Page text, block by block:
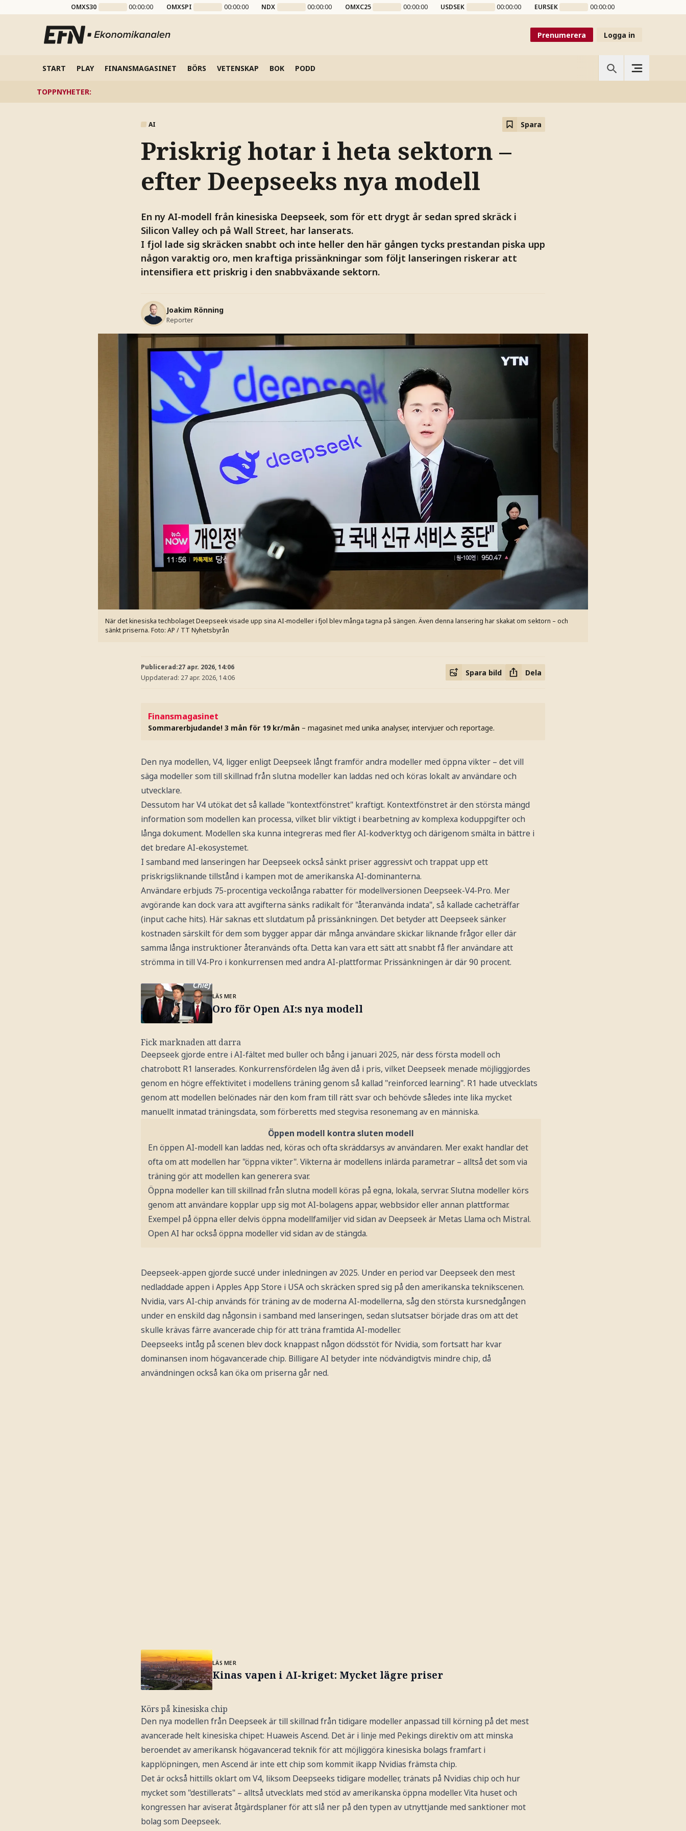
OMXS30 00:00:00 OMXSPI 00:00:00 NDX 00:00:00 OMXC25 00:00:00 USDSEK 00:00:00 EURSEK 00:00:00
Prenumerera Logga in
START PLAY FINANSMAGASINET BÖRS VETENSKAP BOK PODD
TOPPNYHETER:
AI Spara
Priskrig hotar i heta sektorn –
efter Deepseeks nya modell
En ny AI-modell från kinesiska Deepseek, som för ett drygt år sedan spred skräck i
Silicon Valley och på Wall Street, har lanserats.
I fjol lade sig skräcken snabbt och inte heller den här gången tycks prestandan piska upp
någon varaktig oro, men kraftiga prissänkningar som följt lanseringen riskerar att
intensifiera ett priskrig i den snabbväxande sektorn.
Joakim Rönning
Reporter
När det kinesiska techbolaget Deepseek visade upp sina AI-modeller i fjol blev många tagna på sängen. Även denna lansering har skakat om sektorn – och
sänkt priserna. Foto: AP / TT Nyhetsbyrån
Publicerad:27 apr. 2026, 14:06
Uppdaterad: 27 apr. 2026, 14:06
Spara bild Dela
Finansmagasinet
Sommarerbjudande! 3 mån för 19 kr/mån – magasinet med unika analyser, intervjuer och reportage.
Den nya modellen, V4, ligger enligt Deepseek långt framför andra modeller med öppna vikter – det vill
säga modeller som till skillnad från slutna modeller kan laddas ned och köras lokalt av användare och
utvecklare.
Dessutom har V4 utökat det så kallade "kontextfönstret" kraftigt. Kontextfönstret är den största mängd
information som modellen kan processa, vilket blir viktigt i bearbetning av komplexa koduppgifter och
långa dokument. Modellen ska kunna integreras med fler AI-kodverktyg och därigenom smälta in bättre i
det bredare AI-ekosystemet.
I samband med lanseringen har Deepseek också sänkt priser aggressivt och trappat upp ett
priskrigsliknande tillstånd i kampen mot de amerikanska AI-dominanterna.
Användare erbjuds 75-procentiga veckolånga rabatter för modellversionen Deepseek-V4-Pro. Mer
avgörande kan dock vara att avgifterna sänks radikalt för "återanvända indata", så kallade cacheträffar
(input cache hits). Här saknas ett slutdatum på prissänkningen. Det betyder att Deepseek sänker
kostnaden särskilt för dem som bygger appar där många användare skickar liknande frågor eller där
samma långa instruktioner återanvänds ofta. Detta kan vara ett sätt att snabbt få fler användare att
strömma in till V4-Pro i konkurrensen med andra AI-plattformar. Prissänkningen är där 90 procent.
LÄS MER
Oro för Open AI:s nya modell
Fick marknaden att darra
Deepseek gjorde entre i AI-fältet med buller och bång i januari 2025, när dess första modell och
chatrobott R1 lanserades. Konkurrensfördelen låg även då i pris, vilket Deepseek menade möjliggjordes
genom en högre effektivitet i modellens träning genom så kallad "reinforced learning". R1 hade utvecklats
genom att modellen belönades när den kom fram till rätt svar och behövde således inte lika mycket
manuellt inmatad träningsdata, som förberetts med stegvisa resonemang av en människa.
Öppen modell kontra sluten modell
En öppen AI-modell kan laddas ned, köras och ofta skräddarsys av användaren. Mer exakt handlar det
ofta om att modellen har "öppna vikter". Vikterna är modellens inlärda parametrar – alltså det som via
träning gör att modellen kan generera svar.
Öppna modeller kan till skillnad från slutna modell köras på egna, lokala, servrar. Slutna modeller körs
genom att användare kopplar upp sig mot AI-bolagens appar, webbsidor eller annan plattformar.
Exempel på öppna eller delvis öppna modellfamiljer vid sidan av Deepseek är Metas Llama och Mistral.
Open AI har också öppna modeller vid sidan av de stängda.
Deepseek-appen gjorde succé under inledningen av 2025. Under en period var Deepseek den mest
nedladdade appen i Apples App Store i USA och skräcken spred sig på den amerikanska teknikscenen.
Nvidia, vars AI-chip används för träning av de moderna AI-modellerna, såg den största kursnedgången
under en enskild dag någonsin i samband med lanseringen, sedan slutsatser började dras om att det
skulle krävas färre avancerade chip för att träna framtida AI-modeller.
Deepseeks intåg på scenen blev dock knappast någon dödsstöt för Nvidia, som fortsatt har kvar
dominansen inom högavancerade chip. Billigare AI betyder inte nödvändigtvis mindre chip, då
användningen också kan öka om priserna går ned.
LÄS MER
Kinas vapen i AI-kriget: Mycket lägre priser
Körs på kinesiska chip
Den nya modellen från Deepseek är till skillnad från tidigare modeller anpassad till körning på det mest
avancerade helt kinesiska chipet: Huaweis Ascend. Det är i linje med Pekings direktiv om att minska
beroendet av amerikansk högavancerad teknik för att möjliggöra kinesiska bolags framfart i
kapplöpningen, men Ascend är inte ett chip som kommit ikapp Nvidias främsta chip.
Det är också hittills oklart om V4, liksom Deepseeks tidigare modeller, tränats på Nvidias chip och hur
mycket som "destillerats" – alltså utvecklats med stöd av amerikanska öppna modeller. Vita huset och
kongressen har aviserat åtgärdsplaner för att slå ner på den typen av utnyttjande med sanktioner mot
bolag som Deepseek.